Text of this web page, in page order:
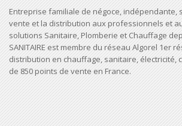
Entreprise familiale de négoce, indépendante,
vente et la distribution aux professionnels et
solutions Sanitaire, Plomberie et Chauffage
SANITAIRE est membre du réseau Algorel 1er
distribution en chauffage, sanitaire, électricité,
de 850 points de vente en France.